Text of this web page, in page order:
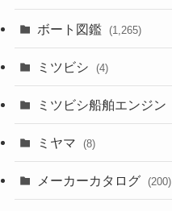
ボート図鑑 (1,265)
ミツビシ (4)
ミツビシ船舶エンジン
ミヤマ (8)
メーカーカタログ (200)